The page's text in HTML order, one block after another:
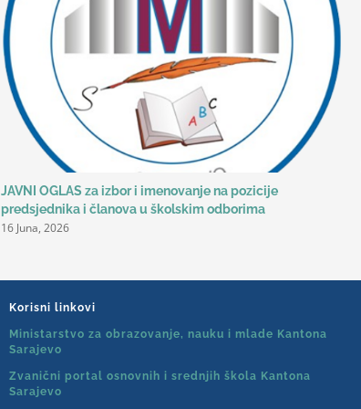
JAVNI OGLAS za izbor i imenovanje na pozicije
predsjednika i članova u školskim odborima
16 Juna, 2026
Korisni linkovi
Ministarstvo za obrazovanje, nauku i mlade Kantona
Sarajevo
Zvanični portal osnovnih i srednjih škola Kantona
Sarajevo